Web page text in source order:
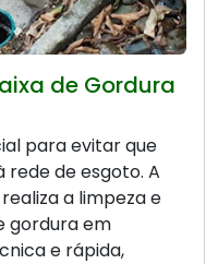
de Gordura
para evitar que
rede de esgoto. A
a limpeza e
gordura em
e rápida,